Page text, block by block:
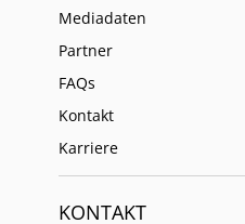
Mediadaten
Partner
FAQs
Kontakt
Karriere
KONTAKT